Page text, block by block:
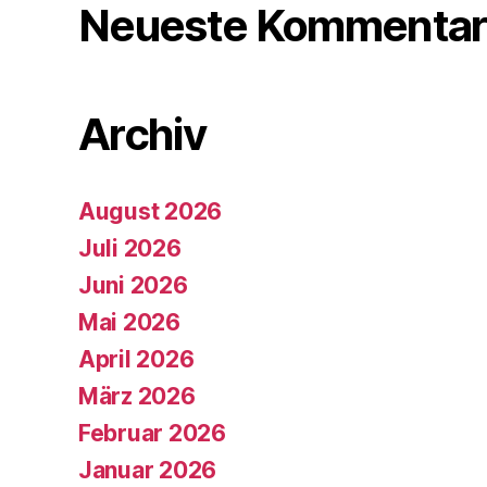
Neueste
Archiv
August 2026
Juli 2026
Juni 2026
Mai 2026
April 2026
März 2026
Februar 2026
Januar 2026